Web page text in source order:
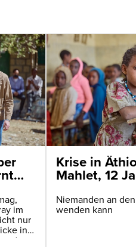
im
nur
in
Krise in
Mahlet, 12
Niemanden an
wenden kann